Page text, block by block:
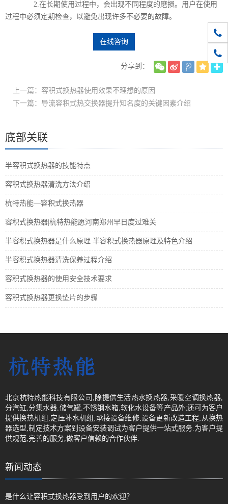
2.在长期使用过程中，会出现不同程度的磨损。用户在使用
过程中必须定期检查，以避免出现许多不必要的故障。
在线咨询
分享到：
上一篇：容积式换热器使用效果不理想的原因
下一篇：导流容积式热交换器提升知名度的关键因素介绍
底部关联
半容积式换热器的技能特点
容积式换热器清洗方法介绍
杭特热能—容积式换热器
容积式换热器|杭特热能愿河南郑州早日度过难关
半容积式换热器是什么原理 半容积式换热器原理及特色介绍
半容积式换热器清洗保养过程介绍
容积式换热器的使用安全技术要求
容积式换热器更换垫片的步骤
北京杭特热能科技有限公司,除提供生活热水换热器,采暖空调换热器,
分汽缸,分集水器,储气罐,不锈钢水箱,软化水设备等产品外;还可为客户
提供换热机组,定压补水机组;承接设备维修,设备更新改造工程;从换热
器选型,制定技术方案到设备安装调试为客户提供一站式服务.为客户提
供规范,完善的服务,做客户信赖的合作伙伴.
新闻动态
是什么让容积式换热器受到用户的欢迎？